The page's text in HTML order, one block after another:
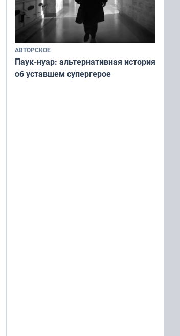
АВТОРСКОЕ
Паук-нуар: альтернативная история
об уставшем супергерое